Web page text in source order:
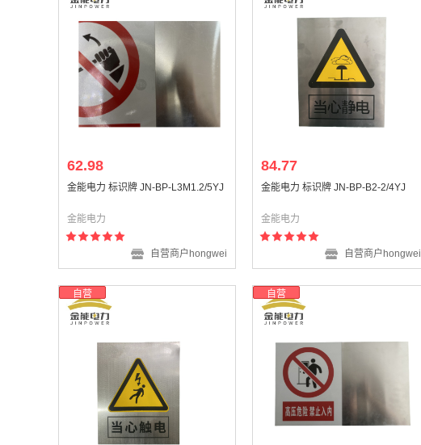
62.98
金能电力 标识牌 JN-BP-L3M1.2/5YJ
金能电力
自营商户hongwei
84.77
金能电力 标识牌 JN-BP-B2-2/4YJ
金能电力
自营商户hongwei
自营 自营